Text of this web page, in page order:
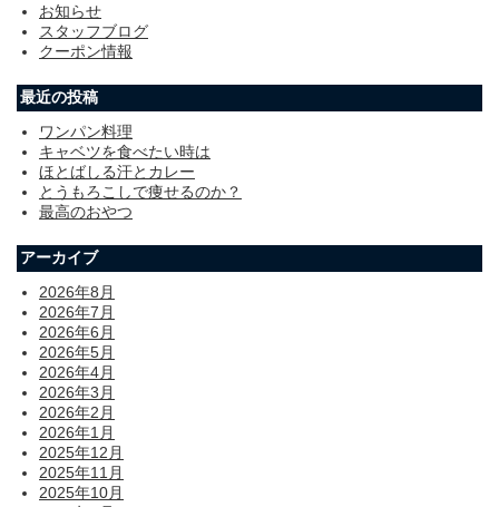
お知らせ
スタッフブログ
クーポン情報
最近の投稿
ワンパン料理
キャベツを食べたい時は
ほとばしる汗とカレー
とうもろこしで痩せるのか？
最高のおやつ
アーカイブ
2026年8月
2026年7月
2026年6月
2026年5月
2026年4月
2026年3月
2026年2月
2026年1月
2025年12月
2025年11月
2025年10月